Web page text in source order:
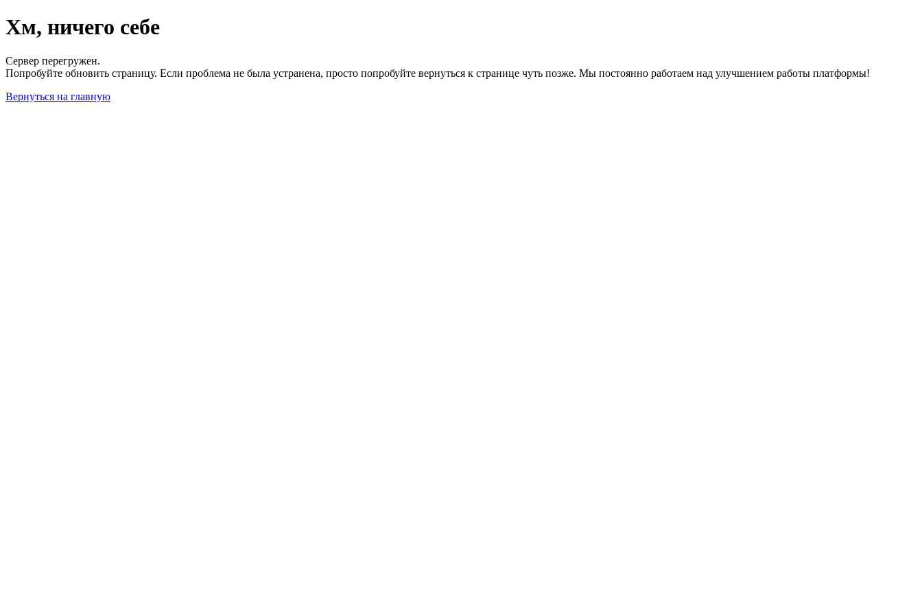
Хм, ничего себе
Сервер перегружен.
Попробуйте обновить страницу. Если проблема не была устранена, просто попробуйте вернуться к странице чуть позже. Мы постоянно работаем над улучшением работы платформы!
Вернуться на главную